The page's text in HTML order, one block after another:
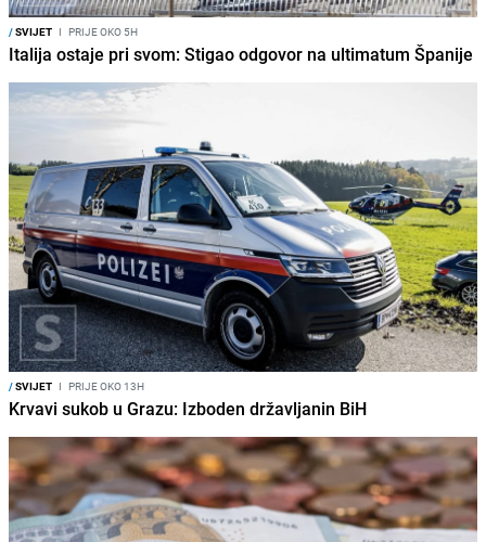
/SVIJET I PRIJE OKO 5H
Italija ostaje pri svom: Stigao odgovor na ultimatum Španije
/SVIJET I PRIJE OKO 13H
Krvavi sukob u Grazu: Izboden državljanin BiH